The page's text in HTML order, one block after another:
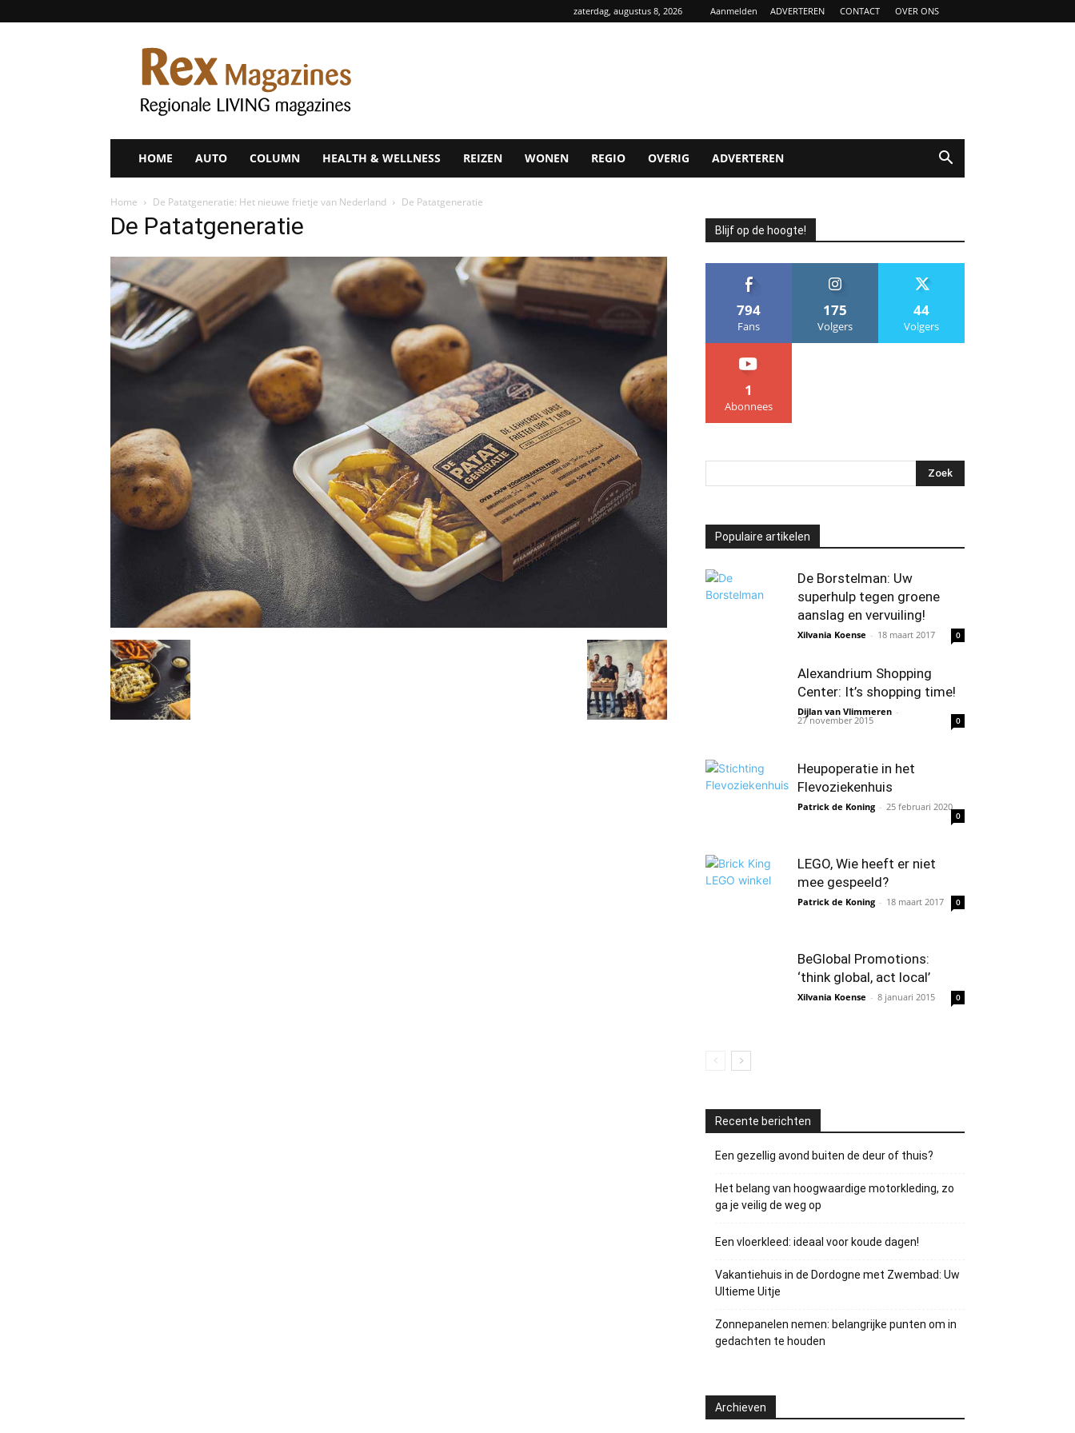
zaterdag, augustus 8, 2026 Aanmelden ADVERTEREN CONTACT OVER ONS
Rex
Magazines
HOME AUTO COLUMN HEALTH & WELLNESS REIZEN WONEN REGIO OVERIG ADVERTEREN
Home De Patatgeneratie: Het nieuwe frietje van Nederland De Patatgeneratie
De Patatgeneratie Blijf op de hoogte!
794
Fans
175
Volgers
44
Volgers
1
Abonnees
Populaire artikelen
De Borstelman: Uw
superhulp tegen groene
aanslag en vervuiling!
Xilvania Koense - 18 maart 2017 0
Alexandrium Shopping
Center: It’s shopping time!
Dijlan van Vlimmeren -
27 november 2015 0
Heupoperatie in het
Flevoziekenhuis
Patrick de Koning - 25 februari 2020
0
LEGO, Wie heeft er niet
mee gespeeld?
Patrick de Koning - 18 maart 2017 0
BeGlobal Promotions:
‘think global, act local’
Xilvania Koense - 8 januari 2015 0
Recente berichten
Een gezellig avond buiten de deur of thuis?
Het belang van hoogwaardige motorkleding, zo
ga je veilig de weg op
Een vloerkleed: ideaal voor koude dagen!
Vakantiehuis in de Dordogne met Zwembad: Uw
Ultieme Uitje
Zonnepanelen nemen: belangrijke punten om in
gedachten te houden
Archieven